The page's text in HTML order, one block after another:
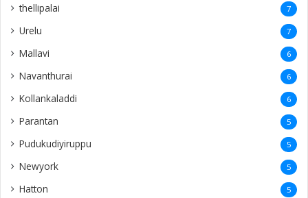
thellipalai 7
Urelu 7
Mallavi 6
Navanthurai 6
Kollankaladdi 6
Parantan 5
Pudukudiyiruppu 5
Newyork 5
Hatton 5